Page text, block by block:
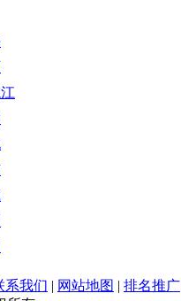
系我们 | 网站地图 | 排名推广